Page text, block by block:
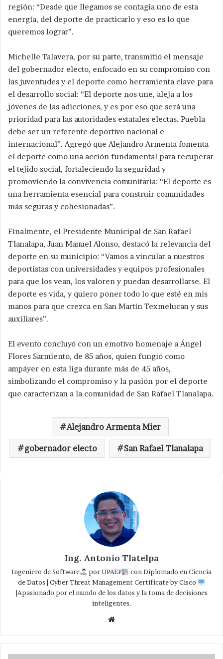
región: “Desde que llegamos se contagia uno de esta
energía, del deporte de practicarlo y eso es lo que
queremos lograr”.
Michelle Talavera, por su parte, transmitió el mensaje
del gobernador electo, enfocado en su compromiso con
las juventudes y el deporte como herramienta clave para
el desarrollo social: “El deporte nos une, aleja a los
jóvenes de las adicciones, y es por eso que será una
prioridad para las autoridades estatales electas. Puebla
debe ser un referente deportivo nacional e
internacional”. Agregó que Alejandro Armenta fomenta
el deporte como una acción fundamental para recuperar
el tejido social, fortaleciendo la seguridad y
promoviendo la convivencia comunitaria: “El deporte es
una herramienta esencial para construir comunidades
más seguras y cohesionadas”.
Finalmente, el Presidente Municipal de San Rafael
Tlanalapa, Juan Manuel Alonso, destacó la relevancia del
deporte en su municipio: “Vamos a vincular a nuestros
deportistas con universidades y equipos profesionales
para que los vean, los valoren y puedan desarrollarse. El
deporte es vida, y quiero poner todo lo que esté en mis
manos para que crezca en San Martín Texmelucan y sus
auxiliares”.
El evento concluyó con un emotivo homenaje a Ángel
Flores Sarmiento, de 85 años, quien fungió como
ampáyer en esta liga durante más de 45 años,
simbolizando el compromiso y la pasión por el deporte
que caracterizan a la comunidad de San Rafael Tlanalapa.
Alejandro Armenta Mier
gobernador electo San Rafael Tlanalapa
Ing. Antonio Tlatelpa
Ingeniero de Software por UPAEP
con Diplomado en Ciencia
de Datos | Cyber Threat Management Certificate by Cisco
|Apasionado por el mundo de los datos y la toma de decisiones
inteligentes.